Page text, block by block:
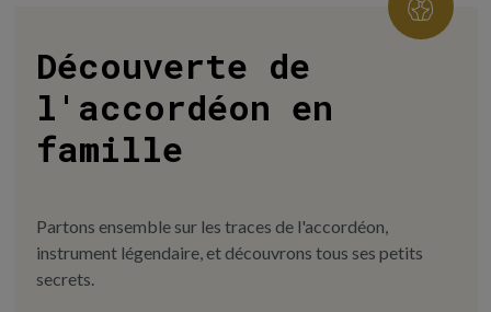
Découverte de
l'accordéon en
famille
Partons ensemble sur les traces de l'accordéon,
instrument légendaire, et découvrons tous ses petits
secrets.